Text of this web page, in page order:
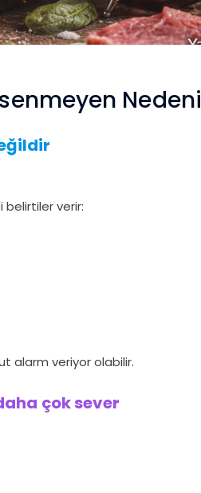
Nedeni
belirtiler verir:
alarm veriyor olabilir.
çok sever